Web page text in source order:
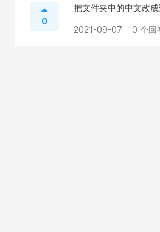
0
把文件夹中的中文改
2021-09-07 0 个回